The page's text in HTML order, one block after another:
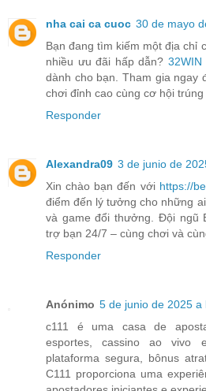
nha cai ca cuoc 30 de mayo
Bạn đang tìm kiếm một địa chỉ
nhiều ưu đãi hấp dẫn? 32WIN
dành cho bạn. Tham gia ngay
chơi đỉnh cao cùng cơ hội
Responder
Alexandra09 3 de junio de
Xin chào bạn đến với https://
điểm đến lý tưởng cho những
và game đổi thưởng. Đội ngũ
trợ bạn 24/7 – cùng chơi và
Responder
Anónimo 5 de junio de 2025 a
c111 é uma casa de
esportes, cassino ao vivo
plataforma segura, bônus
C111 proporciona uma